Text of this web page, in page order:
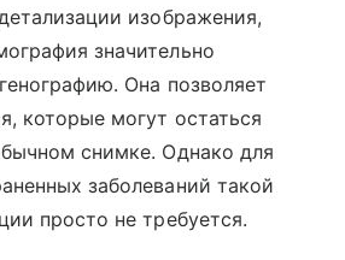
изображения,
значительно
Она позволяет
которые могут остаться
снимке. Однако для
заболеваний такой
просто не требуется.